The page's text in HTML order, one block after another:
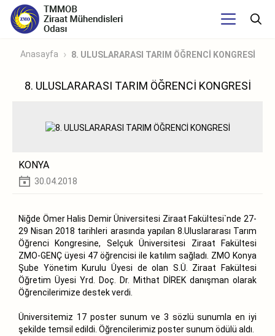
Anasayfa 8. ULUSLARARASI TARIM ÖĞRENCİ KONGRESİ
8. ULUSLARARASI TARIM ÖĞRENCİ KONGRESİ
KONYA
30.04.2018
Niğde Ömer Halis Demir Üniversitesi Ziraat Fakültesi`nde 27-
29 Nisan 2018 tarihleri arasında yapılan 8.Uluslararası Tarım
Öğrenci Kongresine, Selçuk Üniversitesi Ziraat Fakültesi
ZMO-GENÇ üyesi 47 öğrencisi ile katılım sağladı. ZMO Konya
Şube Yönetim Kurulu Üyesi de olan S.Ü. Ziraat Fakültesi
Öğretim Üyesi Yrd. Doç. Dr. Mithat DİREK danışman olarak
Öğrencilerimize destek verdi.
Üniversitemiz 17 poster sunum ve 3 sözlü sunumla en iyi
şekilde temsil edildi. Öğrencilerimiz poster sunum ödülü aldı.